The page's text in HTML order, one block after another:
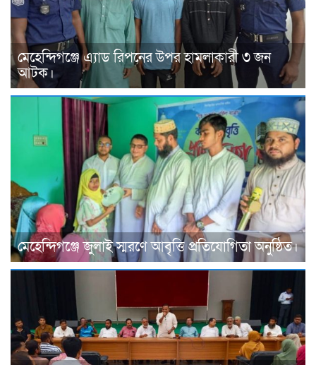
মেহেন্দিগঞ্জে এ্যাড রিপনের উপর হামলাকারী ৩ জন
আটক।
মেহেন্দিগঞ্জে জুলাই স্মরণে আবৃত্তি প্রতিযোগিতা অনুষ্ঠিত।